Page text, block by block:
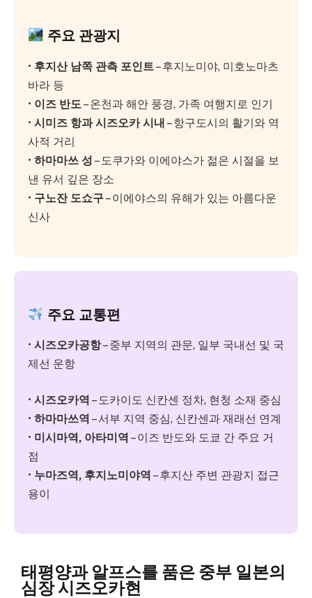
주요 관광지
• 후지산 남쪽 관측 포인트– 후지노미야, 미호노마츠
바라 등
• 이즈 반도 – 온천과 해안 풍경, 가족 여행지로 인기
• 시미즈 항과 시즈오카 시내 – 항구도시의 활기와 역
사적 거리
• 하마마쓰 성 – 도쿠가와 이에야스가 젊은 시절을 보
낸 유서 깊은 장소
• 구노잔 도쇼구– 이에야스의 유해가 있는 아름다운
신사
주요 교통편
• 시즈오카공항– 중부 지역의 관문, 일부 국내선 및 국
제선 운항
• 시즈오카역 – 도카이도 신칸센 정차, 현청 소재 중심
• 하마마쓰역 – 서부 지역 중심, 신칸센과 재래선 연계
• 미시마역, 아타미역 – 이즈 반도와 도쿄 간 주요 거
점
• 누마즈역, 후지노미야역 – 후지산 주변 관광지 접근
용이
태평양과 알프스를 품은 중부 일본의
심장 시즈오카현